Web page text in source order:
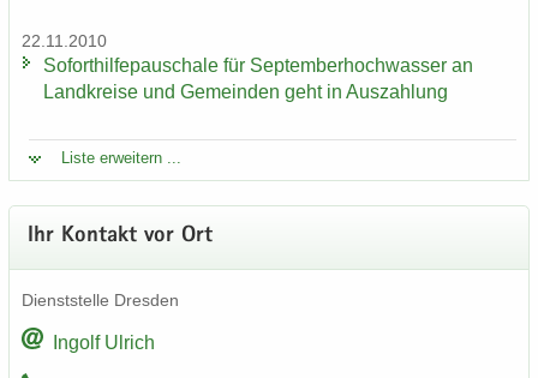
22.11.2010
So­fort­hil­fe­pau­scha­le für Sep­tem­ber­hoch­was­ser an
Land­krei­se und Ge­mein­den geht in Aus­zah­lung
Liste er­wei­tern ...
Ihr Kon­takt vor Ort
Dienst­stel­le Dres­den
In­golf Ul­rich